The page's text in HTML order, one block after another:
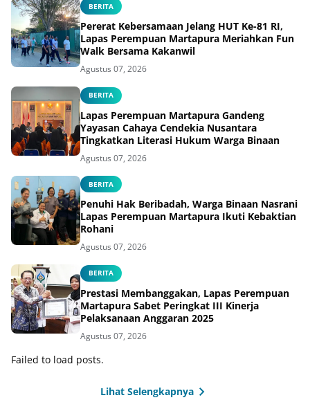
BERITA
Pererat Kebersamaan Jelang HUT Ke-81 RI,
Lapas Perempuan Martapura Meriahkan Fun
Walk Bersama Kakanwil
Agustus 07, 2026
BERITA
Lapas Perempuan Martapura Gandeng
Yayasan Cahaya Cendekia Nusantara
Tingkatkan Literasi Hukum Warga Binaan
Agustus 07, 2026
BERITA
Penuhi Hak Beribadah, Warga Binaan Nasrani
Lapas Perempuan Martapura Ikuti Kebaktian
Rohani
Agustus 07, 2026
BERITA
Prestasi Membanggakan, Lapas Perempuan
Martapura Sabet Peringkat III Kinerja
Pelaksanaan Anggaran 2025
Agustus 07, 2026
Failed to load posts.
Lihat Selengkapnya